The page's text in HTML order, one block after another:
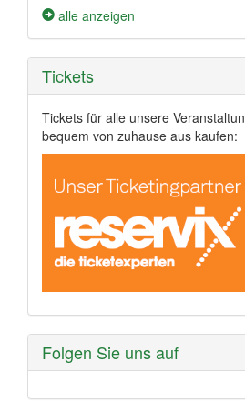
alle anzeigen
Tickets
Tickets für alle unsere
bequem von zuhause aus kaufen:
Folgen Sie uns auf